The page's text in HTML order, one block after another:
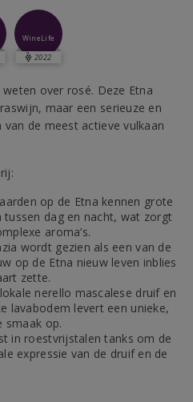
WineLife
2022
over rosé. Deze Etna
maar een serieuze en
de meest actieve vulkaan
op de Etna kennen grote
dag en nacht, wat zorgt
aroma’s.
wordt gezien als een van de
op de Etna nieuw leven inblies
zette.
nerello mascalese druif en
lavabodem levert een unieke,
smaak op.
in roestvrijstalen tanks om de
expressie van de druif en de